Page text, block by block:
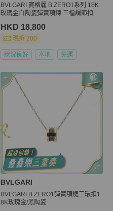
BVLGARI 寶格麗 B.ZERO1系列 18K
玫瑰金白陶瓷彈簧項鍊 三檔調節扣
HKD 18,800
現折 200
狀況良好 本地 免運
BVLGARI
BVLGARI B.ZERO1彈簧項鏈三環扣1
8K玫瑰金/黑陶瓷